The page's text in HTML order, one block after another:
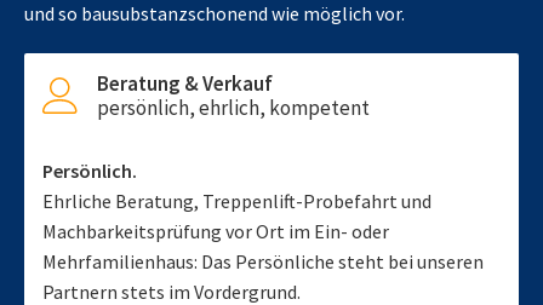
und so bausubstanzschonend wie möglich vor.
Beratung & Verkauf
persönlich, ehrlich, kompetent
Persönlich.
Ehrliche Beratung, Treppenlift-Probefahrt und
Machbarkeitsprüfung vor Ort im Ein- oder
Mehrfamilienhaus: Das Persönliche steht bei unseren
Partnern stets im Vordergrund.